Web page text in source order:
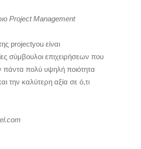
Project Management
projectyou είναι
σύμβουλοι επιχειρήσεων που
πολύ υψηλή ποιότητα
την καλύτερη αξία σε ό,τι